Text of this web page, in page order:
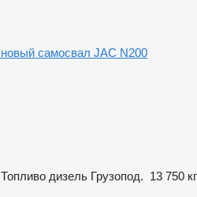
новый самосвал JAC N200
Топливо дизель Грузопод. 13 750 кг